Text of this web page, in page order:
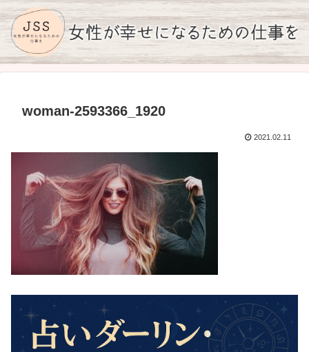
woman-2593366_1920
2021.02.11